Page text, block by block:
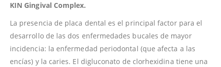
KIN Gingival Complex.
La presencia de placa dental es el principal factor para el
desarrollo de las dos enfermedades bucales de mayor
incidencia: la enfermedad periodontal (que afecta a las
encías) y la caries. El digluconato de clorhexidina tiene una